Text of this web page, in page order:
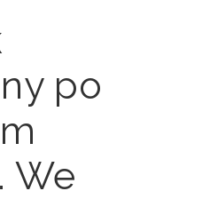
po
We